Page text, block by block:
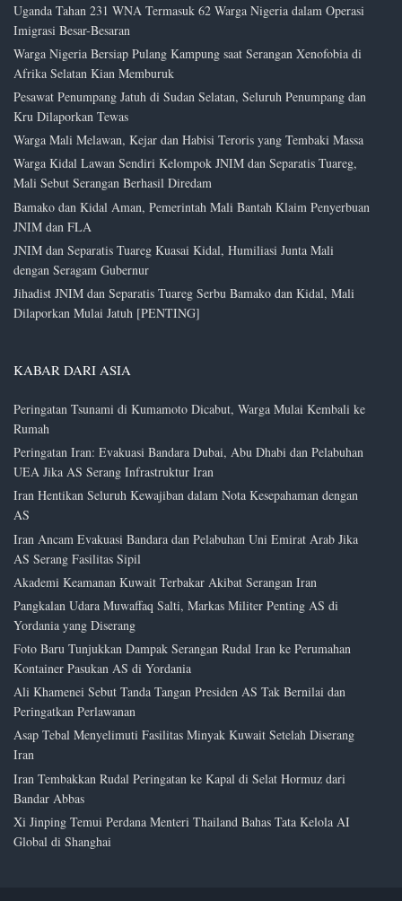
Uganda Tahan 231 WNA Termasuk 62 Warga Nigeria dalam Operasi
Imigrasi Besar-Besaran
Warga Nigeria Bersiap Pulang Kampung saat Serangan Xenofobia di
Afrika Selatan Kian Memburuk
Pesawat Penumpang Jatuh di Sudan Selatan, Seluruh Penumpang dan
Kru Dilaporkan Tewas
Warga Mali Melawan, Kejar dan Habisi Teroris yang Tembaki Massa
Warga Kidal Lawan Sendiri Kelompok JNIM dan Separatis Tuareg,
Mali Sebut Serangan Berhasil Diredam
Bamako dan Kidal Aman, Pemerintah Mali Bantah Klaim Penyerbuan
JNIM dan FLA
JNIM dan Separatis Tuareg Kuasai Kidal, Humiliasi Junta Mali
dengan Seragam Gubernur
Jihadist JNIM dan Separatis Tuareg Serbu Bamako dan Kidal, Mali
Dilaporkan Mulai Jatuh [PENTING]
KABAR DARI ASIA
Peringatan Tsunami di Kumamoto Dicabut, Warga Mulai Kembali ke
Rumah
Peringatan Iran: Evakuasi Bandara Dubai, Abu Dhabi dan Pelabuhan
UEA Jika AS Serang Infrastruktur Iran
Iran Hentikan Seluruh Kewajiban dalam Nota Kesepahaman dengan
AS
Iran Ancam Evakuasi Bandara dan Pelabuhan Uni Emirat Arab Jika
AS Serang Fasilitas Sipil
Akademi Keamanan Kuwait Terbakar Akibat Serangan Iran
Pangkalan Udara Muwaffaq Salti, Markas Militer Penting AS di
Yordania yang Diserang
Foto Baru Tunjukkan Dampak Serangan Rudal Iran ke Perumahan
Kontainer Pasukan AS di Yordania
Ali Khamenei Sebut Tanda Tangan Presiden AS Tak Bernilai dan
Peringatkan Perlawanan
Asap Tebal Menyelimuti Fasilitas Minyak Kuwait Setelah Diserang
Iran
Iran Tembakkan Rudal Peringatan ke Kapal di Selat Hormuz dari
Bandar Abbas
Xi Jinping Temui Perdana Menteri Thailand Bahas Tata Kelola AI
Global di Shanghai